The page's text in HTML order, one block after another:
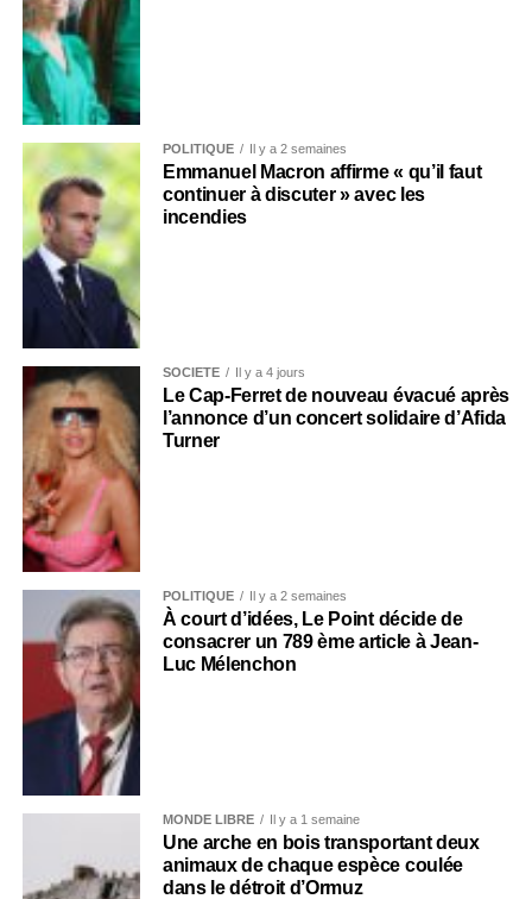
POLITIQUE Il y a 2 semaines
Emmanuel Macron affirme « qu’il faut
continuer à discuter » avec les
incendies
SOCIÉTÉ Il y a 4 jours
Le Cap-Ferret de nouveau évacué après
l’annonce d’un concert solidaire d’Afida
Turner
POLITIQUE Il y a 2 semaines
À court d’idées, Le Point décide de
consacrer un 789 ème article à Jean-
Luc Mélenchon
MONDE LIBRE Il y a 1 semaine
Une arche en bois transportant deux
animaux de chaque espèce coulée
dans le détroit d’Ormuz